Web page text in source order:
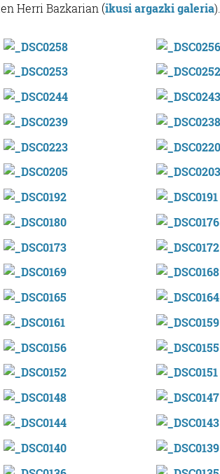
Herri Bazkarian (ikusi argazki galeria
Ostalaritza
MAITE TABERNA
Errenteria-Orereta